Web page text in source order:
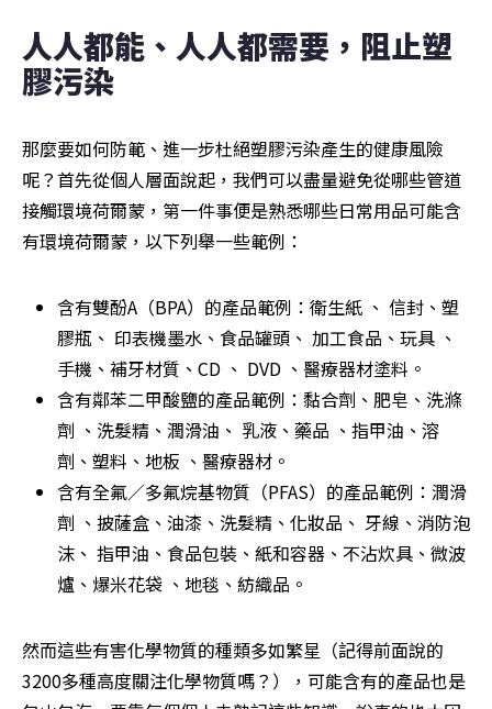
人人都能、人人都需要，阻止塑
膠污染
那麼要如何防範、進一步杜絕塑膠污染產生的健康風險
呢？首先從個人層面說起，我們可以盡量避免從哪些管道
接觸環境荷爾蒙，第一件事便是熟悉哪些日常用品可能含
有環境荷爾蒙，以下列舉一些範例：
含有雙酚A（BPA）的產品範例：衛生紙 、 信封、塑
膠瓶、 印表機墨水、食品罐頭、 加工食品、玩具 、
手機、補牙材質、CD 、 DVD 、醫療器材塗料。
含有鄰苯二甲酸鹽的產品範例：黏合劑、肥皂、洗滌
劑 、洗髮精、潤滑油、 乳液、藥品 、指甲油、溶
劑、塑料、地板 、醫療器材。
含有全氟／多氟烷基物質（PFAS）的產品範例：潤滑
劑 、披薩盒、油漆、洗髮精、化妝品、 牙線、消防泡
沫、 指甲油、食品包裝、紙和容器、不沾炊具、微波
爐、爆米花袋 、地毯、紡織品。
然而這些有害化學物質的種類多如繁星（記得前面說的
3200多種高度關注化學物質嗎？），可能含有的產品也是